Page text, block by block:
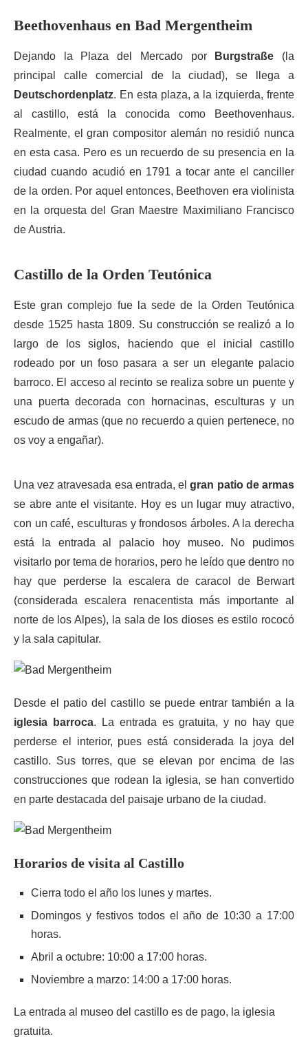
Beethovenhaus en Bad Mergentheim
Dejando la Plaza del Mercado por Burgstraße (la
principal calle comercial de la ciudad), se llega a
Deutschordenplatz. En esta plaza, a la izquierda, frente
al castillo, está la conocida como Beethovenhaus.
Realmente, el gran compositor alemán no residió nunca
en esta casa. Pero es un recuerdo de su presencia en la
ciudad cuando acudió en 1791 a tocar ante el canciller
de la orden. Por aquel entonces, Beethoven era violinista
en la orquesta del Gran Maestre Maximiliano Francisco
de Austria.
Castillo de la Orden Teutónica
Este gran complejo fue la sede de la Orden Teutónica
desde 1525 hasta 1809. Su construcción se realizó a lo
largo de los siglos, haciendo que el inicial castillo
rodeado por un foso pasara a ser un elegante palacio
barroco. El acceso al recinto se realiza sobre un puente y
una puerta decorada con hornacinas, esculturas y un
escudo de armas (que no recuerdo a quien pertenece, no
os voy a engañar).
Una vez atravesada esa entrada, elgran patio de armas
se abre ante el visitante. Hoy es un lugar muy atractivo,
con un café, esculturas y frondosos árboles. A la derecha
está la entrada al palacio hoy museo. No pudimos
visitarlo por tema de horarios, pero he leído que dentro no
hay que perderse la escalera de caracol de Berwart
(considerada escalera renacentista más importante al
norte de los Alpes), la sala de los dioses es estilo rococó
y la sala capitular.
Desde el patio del castillo se puede entrar también a la
iglesia barroca. La entrada es gratuita, y no hay que
perderse el interior, pues está considerada la joya del
castillo. Sus torres, que se elevan por encima de las
construcciones que rodean la iglesia, se han convertido
en parte destacada del paisaje urbano de la ciudad.
Horarios de visita al Castillo
Cierra todo el año los lunes y martes.
Domingos y festivos todos el año de 10:30 a 17:00
horas.
Abril a octubre: 10:00 a 17:00 horas.
Noviembre a marzo: 14:00 a 17:00 horas.
La entrada al museo del castillo es de pago, la iglesia
gratuita.